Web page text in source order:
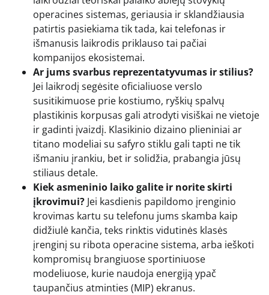
operacines sistemas, geriausia ir sklandžiausia
patirtis pasiekiama tik tada, kai telefonas ir
išmanusis laikrodis priklauso tai pačiai
kompanijos ekosistemai.
Ar jums svarbus reprezentatyvumas ir stilius?
Jei laikrodį segėsite oficialiuose verslo
susitikimuose prie kostiumo, ryškių spalvų
plastikinis korpusas gali atrodyti visiškai ne vietoje
ir gadinti įvaizdį. Klasikinio dizaino plieniniai ar
titano modeliai su safyro stiklu gali tapti ne tik
išmaniu įrankiu, bet ir solidžia, prabangia jūsų
stiliaus detale.
Kiek asmeninio laiko galite ir norite skirti
įkrovimui? Jei kasdienis papildomo įrenginio
krovimas kartu su telefonu jums skamba kaip
didžiulė kančia, teks rinktis vidutinės klasės
įrenginį su ribota operacine sistema, arba ieškoti
kompromisų brangiuose sportiniuose
modeliuose, kurie naudoja energiją ypač
taupančius atminties (MIP) ekranus.